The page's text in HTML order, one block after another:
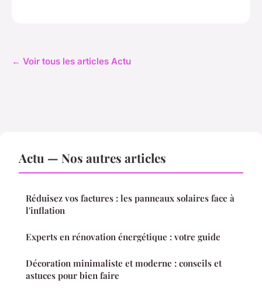
← Voir tous les articles Actu
Actu — Nos autres articles
Réduisez vos factures : les panneaux solaires face à
l'inflation
Experts en rénovation énergétique : votre guide
Décoration minimaliste et moderne : conseils et
astuces pour bien faire